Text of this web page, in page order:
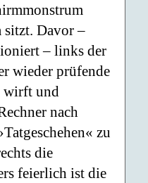
Davor –
– links der
wieder prüfende
und
nach
zu
die
feierlich ist die